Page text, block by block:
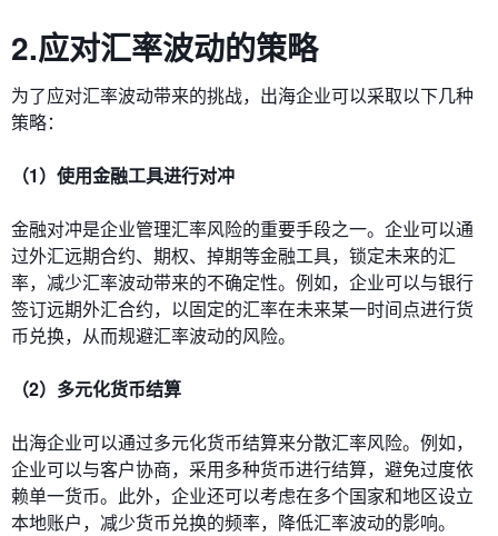
2.应对汇率波动的策略
为了应对汇率波动带来的挑战，出海企业可以采取以下几种
策略：
（1）使用金融工具进行对冲
金融对冲是企业管理汇率风险的重要手段之一。企业可以通
过外汇远期合约、期权、掉期等金融工具，锁定未来的汇
率，减少汇率波动带来的不确定性。例如，企业可以与银行
签订远期外汇合约，以固定的汇率在未来某一时间点进行货
币兑换，从而规避汇率波动的风险。
（2）多元化货币结算
出海企业可以通过多元化货币结算来分散汇率风险。例如，
企业可以与客户协商，采用多种货币进行结算，避免过度依
赖单一货币。此外，企业还可以考虑在多个国家和地区设立
本地账户，减少货币兑换的频率，降低汇率波动的影响。